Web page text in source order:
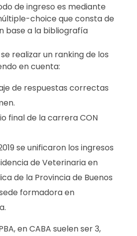
de ingreso es mediante
choice que consta de
base a la bibliografía
realizar un ranking de los
en cuenta:
de respuestas correctas
final de la carrera CON
se unificaron los ingresos
de Veterinaria en
de la Provincia de Buenos
formadora en
en CABA suelen ser 3,